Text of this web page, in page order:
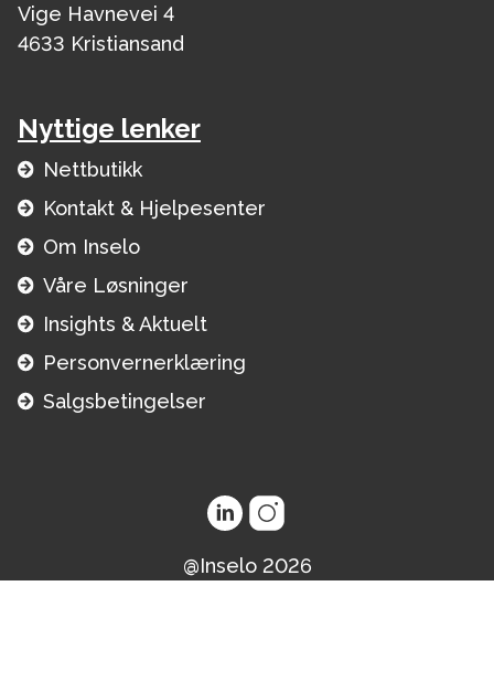
Vige Havnevei 4
4633 Kristiansand
Nyttige lenker
Nettbutikk
Kontakt & Hjelpesenter
Om Inselo
Våre Løsninger
Insights & Aktuelt
Personvernerklæring
Salgsbetingelser
@Inselo 2026